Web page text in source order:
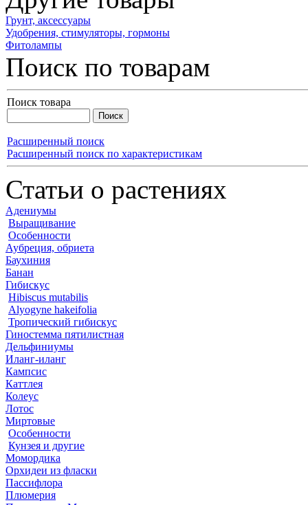
Грунт, аксессуары
Удобрения, стимуляторы, гормоны
Фитолампы
Поиск по товарам
Поиск товара
Расширенный поиск
Расширенный поиск по характеристикам
Статьи о растениях
Адениумы
Выращивание
Особенности
Аубреция, обриета
Баухиния
Банан
Гибискус
Hibiscus mutabilis
Alyogyne hakeifolia
Тропический гибискус
Гиностемма пятилистная
Дельфиниумы
Иланг-иланг
Кампсис
Каттлея
Колеус
Лотос
Миртовые
Особенности
Кунзея и другие
Момордика
Орхидеи из фласки
Пассифлора
Плюмерия